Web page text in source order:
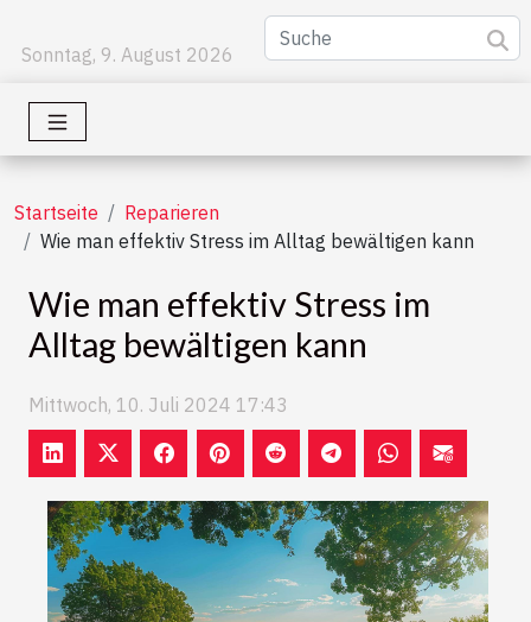
Sonntag, 9. August 2026
Startseite
Reparieren
Wie man effektiv Stress im Alltag bewältigen kann
Wie man effektiv Stress im
Alltag bewältigen kann
Mittwoch, 10. Juli 2024 17:43